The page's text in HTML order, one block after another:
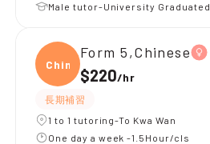
Male tutor-University Graduated
Chine
Form 5,Chinese
$220/hr
長期補習
1 to 1 tutoring-To Kwa Wan
One day a week -1.5Hour/cls